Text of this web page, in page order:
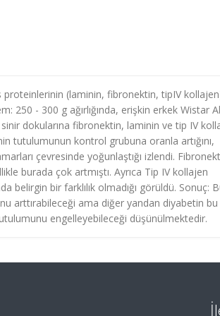
proteinlerinin (laminin, fibronektin, tipIV
250 - 300 g ağırlığında, erişkin erkek Wistar
dokularına fibronektin, laminin ve tip IV
tutulumunun kontrol grubuna oranla artığını,
çevresinde yoğunlaştığı izlendi.
burada çok artmıştı. Ayrıca Tip IV kollajen
bir farklılık olmadığı görüldü. Sonuç:
arttırabileceği ama diğer yandan diyabetin bu
engelleyebileceği düşünülmektedir.